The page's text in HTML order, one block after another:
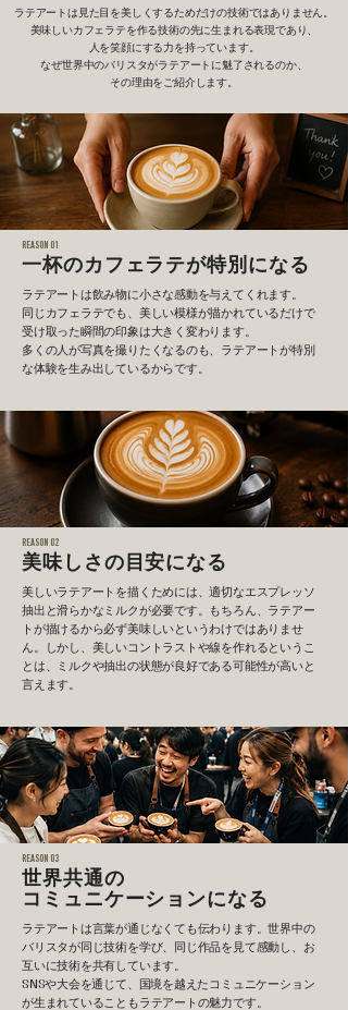
ラテアートは見た目を美しくするためだけの技術ではありません。
美味しいカフェラテを作る技術の先に生まれる表現であり、
人を笑顔にする力を持っています。
なぜ世界中のバリスタがラテアートに魅了されるのか、
その理由をご紹介します。
REASON 01
一杯のカフェラテが特別になる
ラテアートは飲み物に小さな感動を与えてくれます。
同じカフェラテでも、美しい模様が描かれているだけで
受け取った瞬間の印象は大きく変わります。
多くの人が写真を撮りたくなるのも、ラテアートが特別
な体験を生み出しているからです。
REASON 02
美味しさの目安になる
美しいラテアートを描くためには、適切なエスプレッソ
抽出と滑らかなミルクが必要です。もちろん、ラテアー
トが描けるから必ず美味しいというわけではありませ
ん。しかし、美しいコントラストや線を作れるというこ
とは、ミルクや抽出の状態が良好である可能性が高いと
言えます。
REASON 03
世界共通の
コミュニケーションになる
ラテアートは言葉が通じなくても伝わります。世界中の
バリスタが同じ技術を学び、同じ作品を見て感動し、お
互いに技術を共有しています。
SNSや大会を通じて、国境を越えたコミュニケーション
が生まれていることもラテアートの魅力です。